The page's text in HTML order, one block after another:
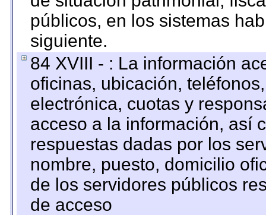
públicos, en los sistemas
siguiente.
84 XVIII - : La información
oficinas, ubicación,
electrónica, cuotas y
acceso a la información, así
respuestas dadas por los
nombre, puesto, domicilio
de los servidores públicos
de acceso